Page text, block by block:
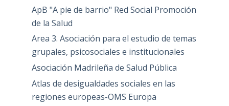
ApB "A pie de barrio" Red Social Promoción
de la Salud
Area 3. Asociación para el estudio de temas
grupales, psicosociales e institucionales
Asociación Madrileña de Salud Pública
Atlas de desigualdades sociales en las
regiones europeas-OMS Europa